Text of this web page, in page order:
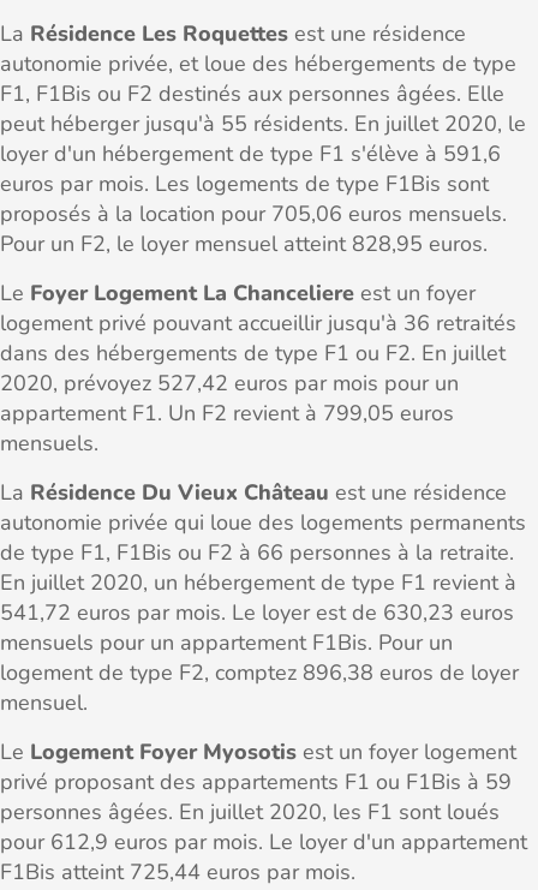
La Résidence Les Roquettes est une résidence
autonomie privée, et loue des hébergements de type
F1, F1Bis ou F2 destinés aux personnes âgées. Elle
peut héberger jusqu'à 55 résidents. En juillet 2020, le
loyer d'un hébergement de type F1 s'élève à 591,6
euros par mois. Les logements de type F1Bis sont
proposés à la location pour 705,06 euros mensuels.
Pour un F2, le loyer mensuel atteint 828,95 euros.
Le Foyer Logement La Chanceliere est un foyer
logement privé pouvant accueillir jusqu'à 36 retraités
dans des hébergements de type F1 ou F2. En juillet
2020, prévoyez 527,42 euros par mois pour un
appartement F1. Un F2 revient à 799,05 euros
mensuels.
La Résidence Du Vieux Château est une résidence
autonomie privée qui loue des logements permanents
de type F1, F1Bis ou F2 à 66 personnes à la retraite.
En juillet 2020, un hébergement de type F1 revient à
541,72 euros par mois. Le loyer est de 630,23 euros
mensuels pour un appartement F1Bis. Pour un
logement de type F2, comptez 896,38 euros de loyer
mensuel.
Le Logement Foyer Myosotis est un foyer logement
privé proposant des appartements F1 ou F1Bis à 59
personnes âgées. En juillet 2020, les F1 sont loués
pour 612,9 euros par mois. Le loyer d'un appartement
F1Bis atteint 725,44 euros par mois.